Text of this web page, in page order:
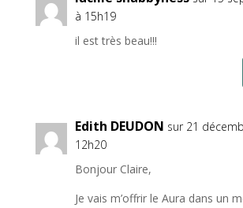
à 15h19
il est très beau!!!
Edith DEUDON sur 21
12h20
Bonjour Claire,
Je vais m’offrir le Aura dans un